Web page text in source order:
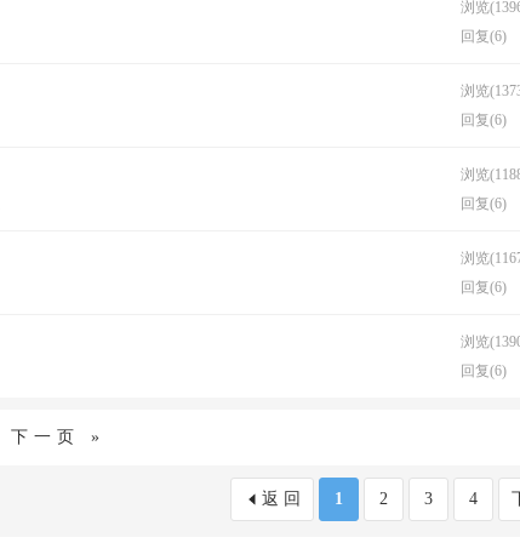
浏览
回复(6)
浏览
回复(6)
浏览
回复(6)
浏览
回复(6)
浏览
回复(6)
下一页 »
1 2 3 4
返 回